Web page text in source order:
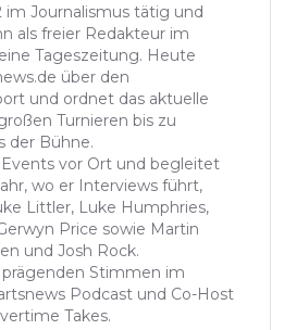
im Journalismus tätig und
als freier Redakteur im
Tageszeitung. Heute
über den
und ordnet das aktuelle
Turnieren bis zu
der Bühne.
vor Ort und begleitet
wo er Interviews führt,
Littler, Luke Humphries,
Price sowie Martin
und Josh Rock.
Stimmen im
Podcast und Co-Host
Takes.